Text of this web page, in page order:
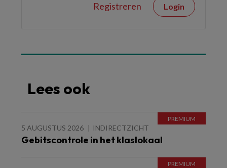
Registreren Login
Lees ook
5 AUGUSTUS 2026 INDIRECTZICHT
Gebitscontrole in het klaslokaal